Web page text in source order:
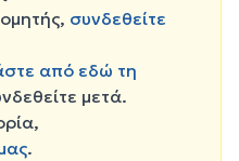
συνδεθείτε
από εδώ τη
μετά.
.